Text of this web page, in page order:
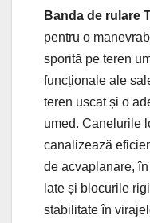
Banda de rulare
pentru o
sporită pe teren
funcționale ale
teren uscat și o
umed. Canelurile
canalizează
de acvaplanare,
late și blocurile
stabilitate în